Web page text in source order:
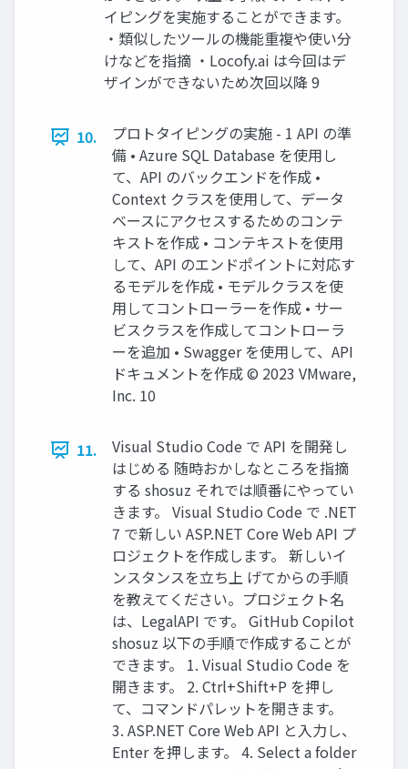
イピングを実施することができます。
・類似したツールの機能重複や使い分
けなどを指摘 ・Locofy.ai は今回はデ
ザインができないため次回以降 9
10.
プロトタイピングの実施 - 1 API の準
備 • Azure SQL Database を使⽤し
て、API のバックエンドを作成 •
Context クラスを使⽤して、データ
ベースにアクセスするためのコンテ
キストを作成 • コンテキストを使⽤
して、API のエンドポイントに対応す
るモデルを作成 • モデルクラスを使
⽤してコントローラーを作成 • サー
ビスクラスを作成してコントローラ
ーを追加 • Swagger を使⽤して、API
ドキュメントを作成 © 2023 VMware,
Inc. 10
11.
Visual Studio Code で API を開発し
はじめる 随時おかしなところを指摘
する shosuz それでは順番にやってい
きます。 Visual Studio Code で .NET
7 で新しい ASP.NET Core Web API プ
ロジェクトを作成します。 新しいイ
ンスタンスを⽴ち上 げてからの⼿順
を教えてください。プロジェクト名
は、LegalAPI です。 GitHub Copilot
shosuz 以下の⼿順で作成することが
できます。 1. Visual Studio Code を
開きます。 2. Ctrl+Shift+P を押し
て、コマンドパレットを開きます。
3. ASP.NET Core Web API と⼊⼒し、
Enter を押します。 4. Select a folder